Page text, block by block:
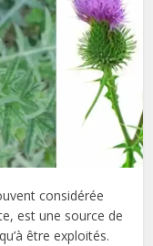
considérée
est une source de
être exploités.